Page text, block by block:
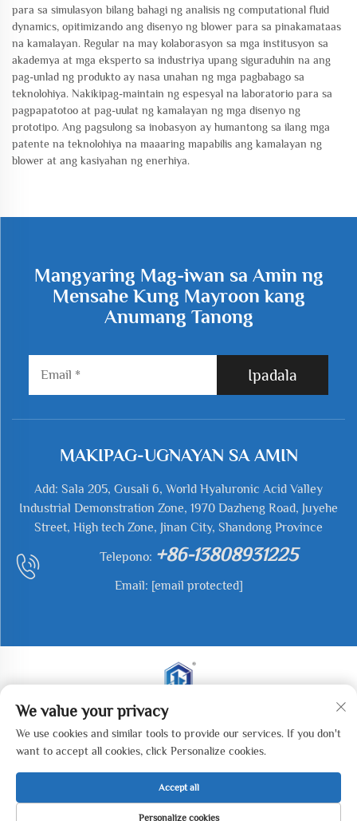
para sa simulasyon bilang bahagi ng analisis ng computational fluid
dynamics, opitimizando ang disenyo ng blower para sa pinakamataas
na kamalayan. Regular na may kolaborasyon sa mga institusyon sa
akademya at mga eksperto sa industriya upang siguraduhin na ang
pag-unlad ng produkto ay nasa unahan ng mga pagbabago sa
teknolohiya. Nakikipag-maintain ng espesyal na laboratorio para sa
pagpapatotoo at pag-uulat ng kamalayan ng mga disenyo ng
prototipo. Ang pagsulong sa inobasyon ay humantong sa ilang mga
patente na teknolohiya na maaaring mapabilis ang kamalayan ng
blower at ang kasiyahan ng enerhiya.
Mangyaring Mag-iwan sa Amin ng
Mensahe Kung Mayroon kang
Anumang Tanong
Ipadala
MAKIPAG-UGNAYAN SA AMIN
Add: Sala 205, Gusali 6, World Hyaluronic Acid Valley
Industrial Demonstration Zone, 1970 Dazheng Road, Juyehe
Street, High tech Zone, Jinan City, Shandong Province
Telepono: +86-13808931225
Email: [email protected]
Kopirait © 2025 Jianyu Weiye (Jinan) Machinery
Technology Co., LTD. Lahat ng mga karapatan ay nakalaan.
- Patakaran sa Pagkapribado
We value your privacy
We use cookies and similar tools to provide our services. If you don't
want to accept all cookies, click Personalize cookies.
Personalize cookies
Accept all